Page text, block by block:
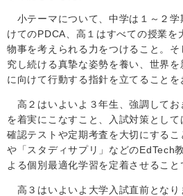
小テーマについて、中学は１～２学
けてのPDCA 、高１はすべての授業
物事を考えられる力をつけること。
究し続ける真摯な姿勢を養い、世界
に向けて行動する指針を立てることを
高２はいよいよ３年生、強調してお
を着実にこなすこと、入試対策とし
確認テストや定期考査を大切にするこ
や「スタディサプリ」などのEdTech
よる個別最適化学習を定着させること
高３はいよいよ大学入試直前となり